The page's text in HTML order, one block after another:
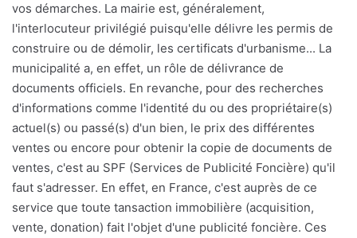
vos démarches. La mairie est, généralement,
l'interlocuteur privilégié puisqu'elle délivre les permis de
construire ou de démolir, les certificats d'urbanisme... La
municipalité a, en effet, un rôle de délivrance de
documents officiels. En revanche, pour des recherches
d'informations comme l'identité du ou des propriétaire(s)
actuel(s) ou passé(s) d'un bien, le prix des différentes
ventes ou encore pour obtenir la copie de documents de
ventes, c'est au SPF (Services de Publicité Foncière) qu'il
faut s'adresser. En effet, en France, c'est auprès de ce
service que toute tansaction immobilière (acquisition,
vente, donation) fait l'objet d'une publicité foncière. Ces